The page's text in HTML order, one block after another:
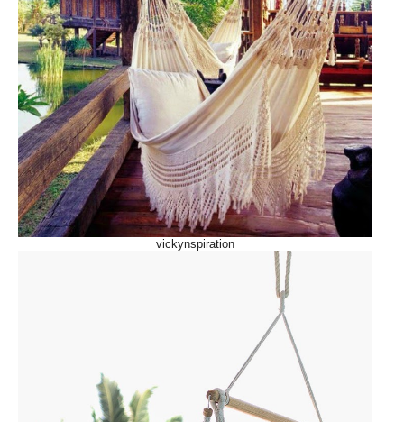
vickynspiration